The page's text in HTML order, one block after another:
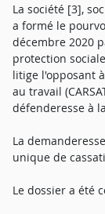
La société [3],
a formé le
décembre 2020
protection
litige l'opposant
au travail
défenderesse à
La
unique de
Le dossier a été